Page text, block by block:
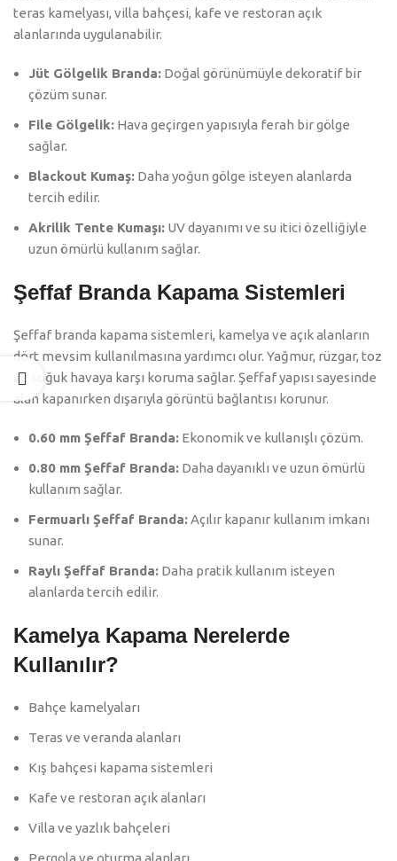
teras kamelyası, villa bahçesi, kafe ve restoran açık
alanlarında uygulanabilir.
Jüt Gölgelik Branda: Doğal görünümüyle dekoratif bir
çözüm sunar.
File Gölgelik: Hava geçirgen yapısıyla ferah bir gölge
sağlar.
Blackout Kumaş: Daha yoğun gölge isteyen alanlarda
tercih edilir.
Akrilik Tente Kumaşı: UV dayanımı ve su itici özelliğiyle
uzun ömürlü kullanım sağlar.
Şeffaf Branda Kapama Sistemleri
Şeffaf branda kapama sistemleri, kamelya ve açık alanların
dört mevsim kullanılmasına yardımcı olur. Yağmur, rüzgar, toz
ve soğuk havaya karşı koruma sağlar. Şeffaf yapısı sayesinde
alan kapanırken dışarıyla görüntü bağlantısı korunur.
0.60 mm Şeffaf Branda: Ekonomik ve kullanışlı çözüm.
0.80 mm Şeffaf Branda: Daha dayanıklı ve uzun ömürlü
kullanım sağlar.
Fermuarlı Şeffaf Branda:Açılır kapanır kullanım imkanı
sunar.
Raylı Şeffaf Branda: Daha pratik kullanım isteyen
alanlarda tercih edilir.
Kamelya Kapama Nerelerde
Kullanılır?
Bahçe kamelyaları
Teras ve veranda alanları
Kış bahçesi kapama sistemleri
Kafe ve restoran açık alanları
Villa ve yazlık bahçeleri
Pergola ve oturma alanları